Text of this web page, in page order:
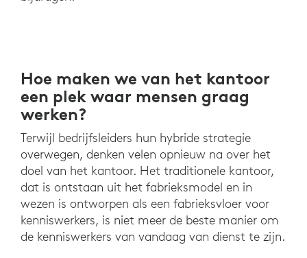
Hoe maken we van het kantoor
een plek waar mensen graag
werken?
Terwijl bedrijfsleiders hun hybride strategie
overwegen, denken velen opnieuw na over het
doel van het kantoor. Het traditionele kantoor,
dat is ontstaan uit het fabrieksmodel en in
wezen is ontworpen als een fabrieksvloer voor
kenniswerkers, is niet meer de beste manier om
de kenniswerkers van vandaag van dienst te zijn.